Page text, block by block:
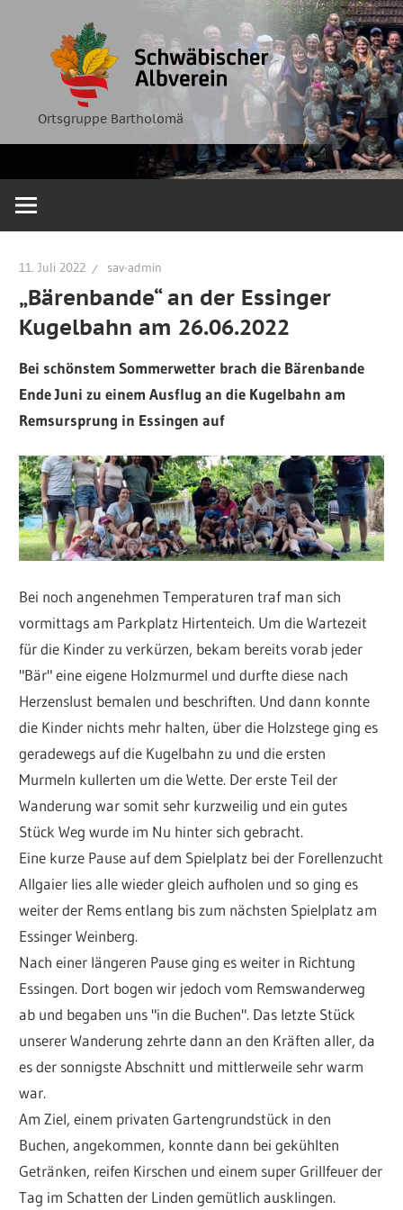
springen
Ortsgruppe Bartholomä
Albverein
Ortsgruppe
Bartholomä
11. Juli 2022 sav-admin
„Bärenbande“ an der Essinger
Kugelbahn am 26.06.2022
Bei schönstem Sommerwetter brach die Bärenbande
Ende Juni zu einem Ausflug an die Kugelbahn am
Remsursprung in Essingen auf
Bei noch angenehmen Temperaturen traf man sich
vormittags am Parkplatz Hirtenteich. Um die Wartezeit
für die Kinder zu verkürzen, bekam bereits vorab jeder
"Bär" eine eigene Holzmurmel und durfte diese nach
Herzenslust bemalen und beschriften. Und dann konnte
die Kinder nichts mehr halten, über die Holzstege ging es
geradewegs auf die Kugelbahn zu und die ersten
Murmeln kullerten um die Wette. Der erste Teil der
Wanderung war somit sehr kurzweilig und ein gutes
Stück Weg wurde im Nu hinter sich gebracht.
Eine kurze Pause auf dem Spielplatz bei der Forellenzucht
Allgaier lies alle wieder gleich aufholen und so ging es
weiter der Rems entlang bis zum nächsten Spielplatz am
Essinger Weinberg.
Nach einer längeren Pause ging es weiter in Richtung
Essingen. Dort bogen wir jedoch vom Remswanderweg
ab und begaben uns "in die Buchen". Das letzte Stück
unserer Wanderung zehrte dann an den Kräften aller, da
es der sonnigste Abschnitt und mittlerweile sehr warm
war.
Am Ziel, einem privaten Gartengrundstück in den
Buchen, angekommen, konnte dann bei gekühlten
Getränken, reifen Kirschen und einem super Grillfeuer der
Tag im Schatten der Linden gemütlich ausklingen.